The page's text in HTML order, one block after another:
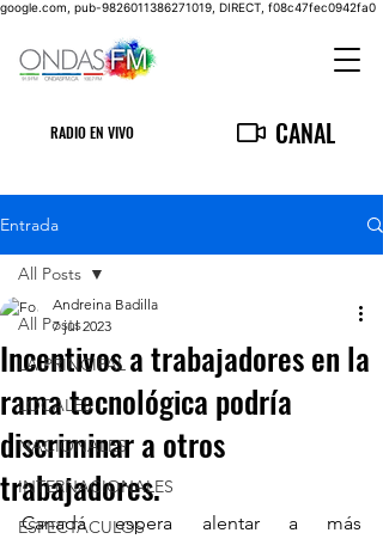
google.com, pub-9826011386271019, DIRECT, f08c47fec0942fa0
RADIO EN VIVO CANAL
Entrada
All Posts
LA PRINCIPAL
LOCALES
NACIONALES
INTERNACIONALES
ESPECTACULOS
All Posts
Incentivos a trabajadores en la
rama tecnológica podría
discriminar a otros
trabajadores.
Andreina Badilla
7 jul 2023
Canadá espera alentar a más